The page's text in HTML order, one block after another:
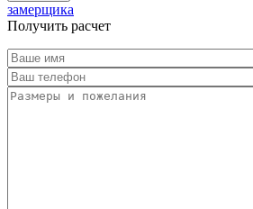
замерщика
Получить расчет